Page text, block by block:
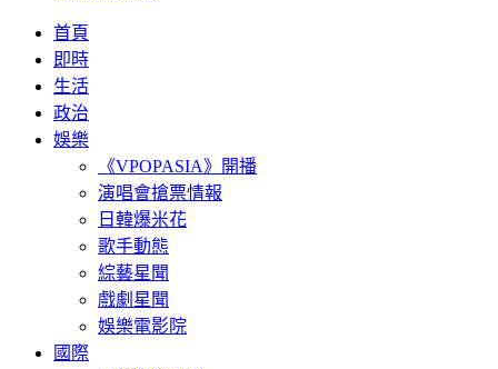
首頁
即時
生活
政治
娛樂
《VPOPASIA》開播
演唱會搶票情報
日韓爆米花
歌手動態
綜藝星聞
戲劇星聞
娛樂電影院
國際